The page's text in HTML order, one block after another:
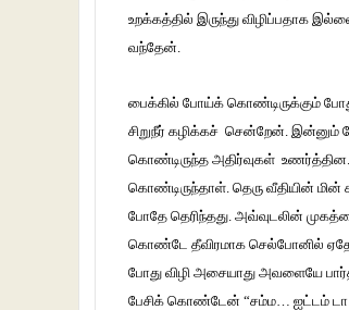
உறக்கத்தில் இருந்து விழிப்பதாக
வந்தேன்.
பைக்கில் போய்க் கொண்டிருக்கும்
சிறுநீர் கழிக்கச் சென்றேன்.
கொண்டிருந்த அதிர்வுகள்
கொண்டிருந்தாள். தெரு வீதியின் மின்
போதே தெரிந்தது. அவ்வுடலின்
கொண்டே தீவிரமாக செல்போனில்
போது விழி அசையாது அவளையே
பேசிக் கொண்டேன் “சம்ம… ஐட்டம்